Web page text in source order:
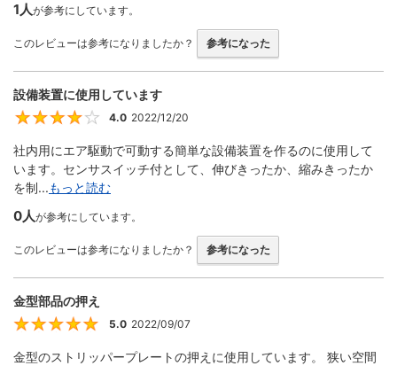
1人が参考にしています。
このレビューは参考になりましたか？ 参考になった
設備装置に使用しています
4
4.0 2022/12/20
社内用にエア駆動で可動する簡単な設備装置を作るのに使用して
います。センサスイッチ付として、伸びきったか、縮みきったか
を制...もっと読む
0人が参考にしています。
このレビューは参考になりましたか？ 参考になった
金型部品の押え
5
5.0 2022/09/07
金型のストリッパープレートの押えに使用しています。 狭い空間